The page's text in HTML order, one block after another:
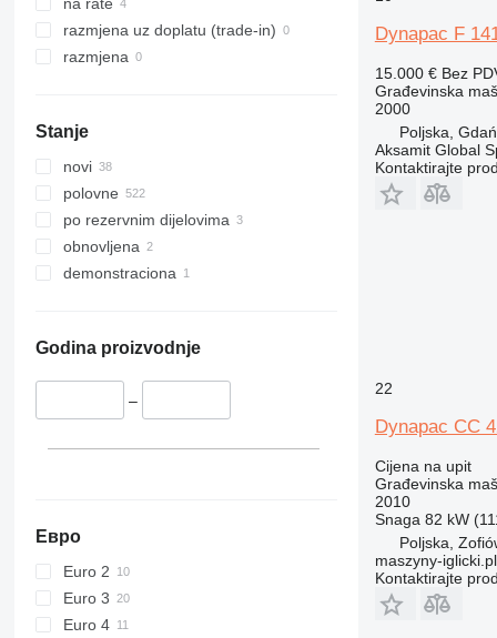
336
340
350
365
374
390
395
416
426
434
TM
VMT
na rate
razmjena uz doplatu (trade-in)
razmjena
Stanje
novi
polovne
po rezervnim dijelovima
obnovljena
demonstraciona
Godina proizvodnje
–
Евро
Euro 2
Euro 3
Euro 4
Dynapac F
15.000 € Bez
Građevinska
2000
Poljska,
Aksamit Global
Kontaktirajte
22
Dynapac CC
Cijena na upit
Građevinska
2010
Snaga 82 kW
Poljska,
maszyny-iglicki.pl
Kontaktirajte